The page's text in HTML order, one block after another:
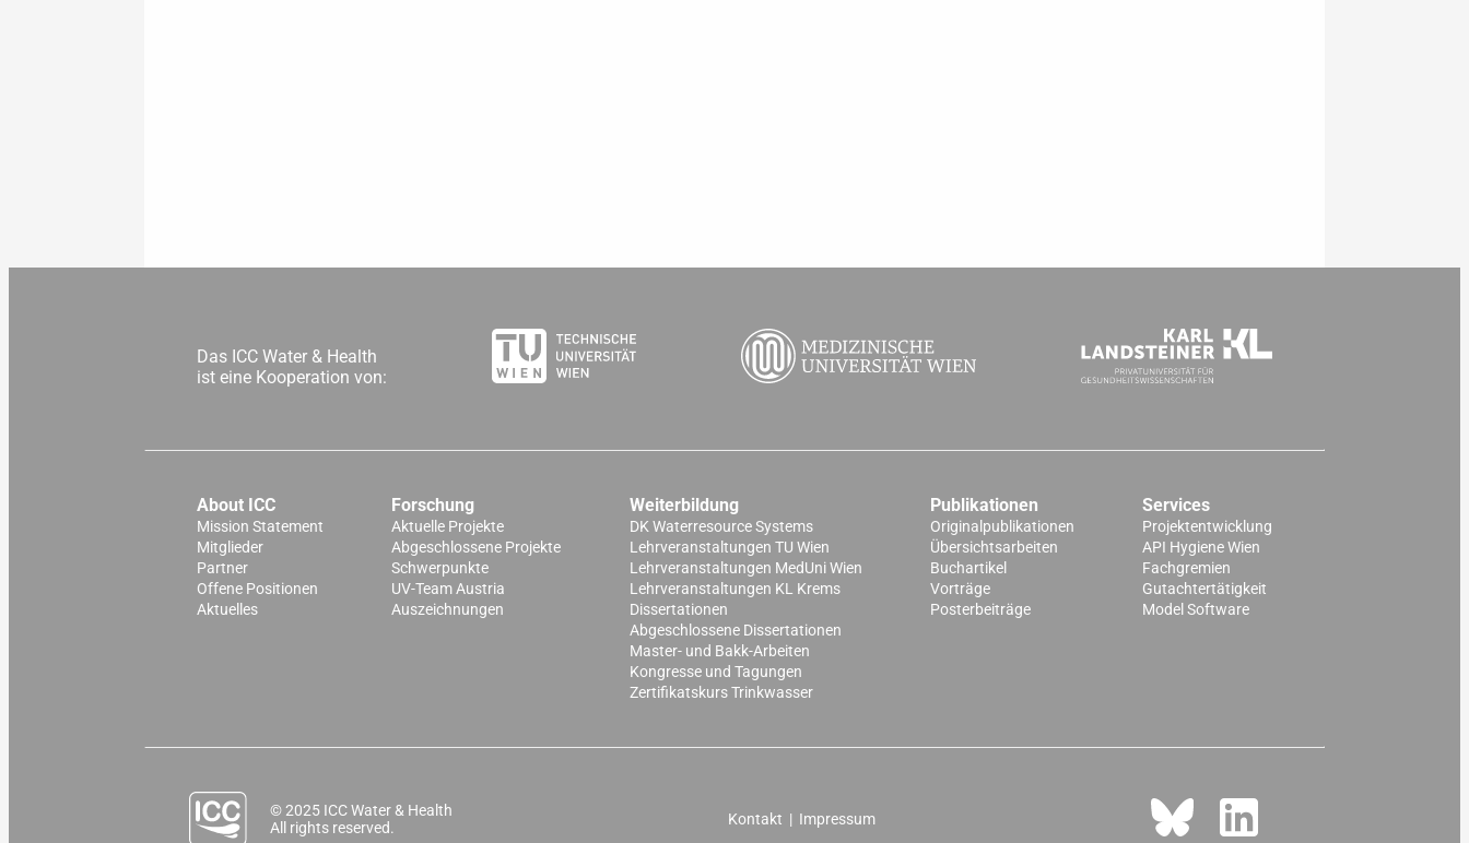
Das ICC Water & Health
ist eine Kooperation von:
About ICC
Mission Statement
Mitglieder
Partner
Offene Positionen
Aktuelles
Forschung
Aktuelle Projekte
Abgeschlossene Projekte
Schwerpunkte
UV-Team Austria
Auszeichnungen
Weiterbildung
DK Waterresource Systems
Lehrveranstaltungen TU Wien
Lehrveranstaltungen MedUni Wien
Lehrveranstaltungen KL Krems
Dissertationen
Abgeschlossene Dissertationen
Master- und Bakk-Arbeiten
Kongresse und Tagungen
Zertifikatskurs Trinkwasser
Publikationen
Originalpublikationen
Übersichtsarbeiten
Buchartikel
Vorträge
Posterbeiträge
Services
Projektentwicklung
API Hygiene Wien
Fachgremien
Gutachtertätigkeit
Model Software
© 2025 ICC Water & Health
All rights reserved.
Kontakt | Impressum